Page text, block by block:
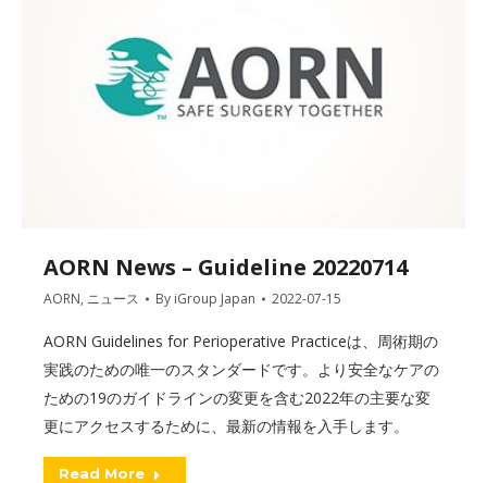
AORN News – Guideline 20220714
AORN, ニュース By iGroup Japan 2022-07-15
AORN Guidelines for Perioperative Practiceは、周術期の
実践のための唯一のスタンダードです。より安全なケアの
ための19のガイドラインの変更を含む2022年の主要な変
更にアクセスするために、最新の情報を入手します。
Read More